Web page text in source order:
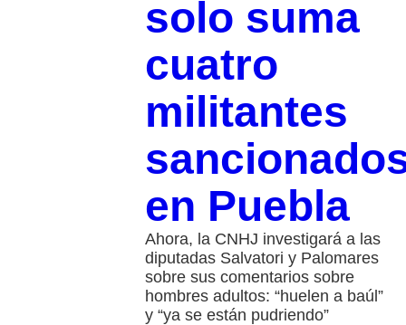
solo suma
cuatro
militantes
en Puebla
Ahora, la CNHJ investigará a las
diputadas Salvatori y Palomares
sobre sus comentarios sobre
hombres adultos: “huelen a baúl”
y “ya se están pudriendo”